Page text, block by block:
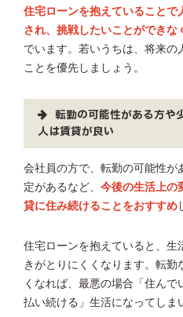
住宅ローンを抱えていることで
され、挑戦したいことができな
でいます。若いうちは、将来の
ことを優先しましょう。
転勤の可能性がある方や
人は賃貸が良い
会社員の方で、転勤の可能性が
定があるなど、 今後の生活上の
貸に住み続けることをおすすめ
住宅ローンを抱えていると、生
きがとりにくくなります。転勤
くなれば、最悪の場合「住ん
払い続ける」生活になってしま